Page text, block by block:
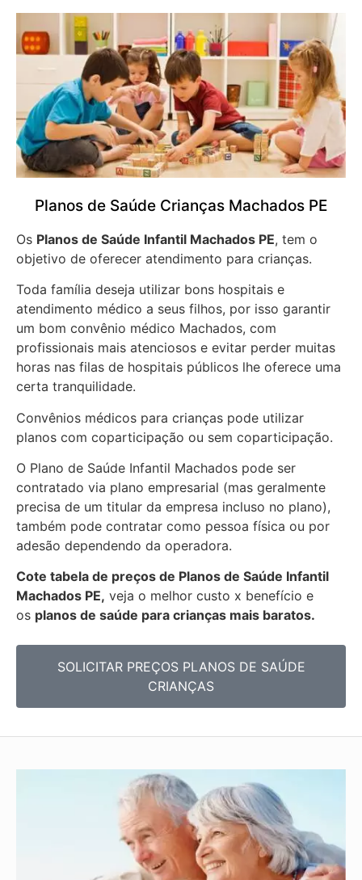
Planos de Saúde Crianças Machados PE
Os Planos de Saúde Infantil Machados PE, tem o
objetivo de oferecer atendimento para crianças.
Toda família deseja utilizar bons hospitais e
atendimento médico a seus filhos, por isso garantir
um bom convênio médico Machados, com
profissionais mais atenciosos e evitar perder muitas
horas nas filas de hospitais públicos lhe oferece uma
certa tranquilidade.
Convênios médicos para crianças pode utilizar
planos com coparticipação ou sem coparticipação.
O Plano de Saúde Infantil Machados pode ser
contratado via plano empresarial (mas geralmente
precisa de um titular da empresa incluso no plano),
também pode contratar como pessoa física ou por
adesão dependendo da operadora.
Cote tabela de preços de Planos de Saúde Infantil
Machados PE, veja o melhor custo x benefício e
os planos de saúde para crianças mais baratos.
SOLICITAR PREÇOS PLANOS DE SAÚDE
CRIANÇAS